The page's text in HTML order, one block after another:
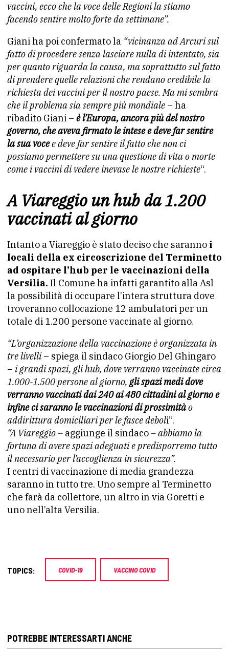
vaccini, ecco che la voce delle Regioni la stiamo
facendo sentire molto forte da settimane”.
Giani ha poi confermato la “vicinanza ad Arcuri sul
fatto di procedere senza lasciare nulla di intentato, sia
per quanto riguarda la causa, ma soprattutto sul fatto
di prendere quelle relazioni che rendano credibile la
richiesta dei vaccini per il nostro paese. Ma mi sembra
che il problema sia sempre più mondiale – ha
ribadito Giani – è l’Europa, ancora più del nostro
governo, che aveva firmato le intese e deve far sentire
la sua vocee deve far sentire il fatto che non ci
possiamopermettere su una questione di vita o morte
come i vaccini divedere inevase le nostre richieste“.
A Viareggio un hub da 1.200
vaccinati al giorno
Intanto a Viareggio è stato deciso che saranno i
locali della ex circoscrizione del Terminetto
ad ospitare l’hub per le vaccinazioni della
Versilia. Il Comune ha infatti garantito alla Asl
la possibilità di occupare l’intera struttura dove
troveranno collocazione 12 ambulatori per un
totale di 1.200 persone vaccinate al giorno.
“L’organizzazione della vaccinazione è organizzata in
tre livelli– spiega il sindaco Giorgio Del Ghingaro
– i grandi spazi, gli hub, dove verranno vaccinate circa
1.000-1.500 persone al giorno, gli spazi medi dove
verranno vaccinati dai 240 ai 480 cittadini algiorno e
infine ci saranno le vaccinazioni di prossimitào
addirittura domiciliari per le fasce deboli”.
“A Viareggio – aggiunge il sindaco– abbiamo la
fortuna di avere spazi adeguati e predisporremo tutto
il necessario per l’accoglienza in sicurezza”.
I centri di vaccinazione di media grandezza
saranno in tutto tre. Uno sempre al Terminetto
che farà da collettore, un altro in via Goretti e
uno nell’alta Versilia.
TOPICS: COVID-19 VACCINO COVID
POTREBBE INTERESSARTI ANCHE